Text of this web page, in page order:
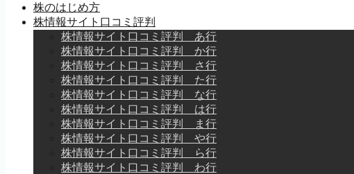
株のはじめ方
株情報サイト口コミ評判
株情報サイト口コミ評判 あ行
株情報サイト口コミ評判 か行
株情報サイト口コミ評判 さ行
株情報サイト口コミ評判 た行
株情報サイト口コミ評判 な行
株情報サイト口コミ評判 は行
株情報サイト口コミ評判 ま行
株情報サイト口コミ評判 や行
株情報サイト口コミ評判 ら行
株情報サイト口コミ評判 わ行